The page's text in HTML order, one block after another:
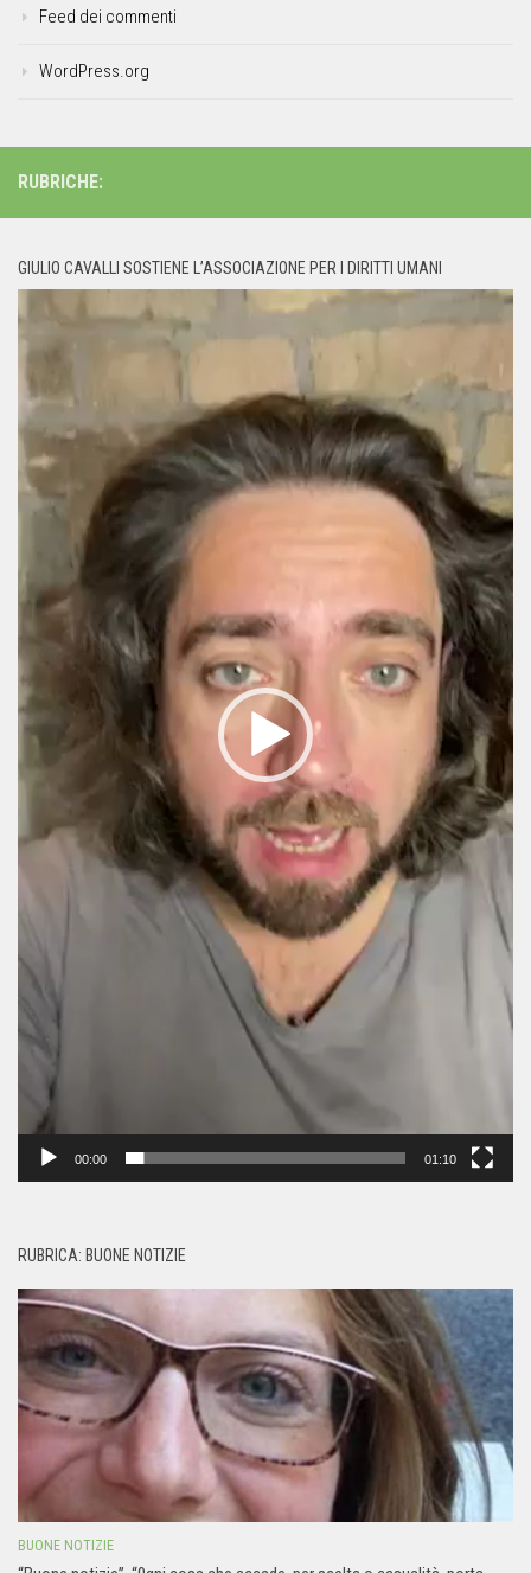
Feed dei commenti
WordPress.org
RUBRICHE:
GIULIO CAVALLI SOSTIENE L’ASSOCIAZIONE PER I DIRITTI UMANI
Player
00:00 01:10
RUBRICA: BUONE NOTIZIE
BUONE NOTIZIE